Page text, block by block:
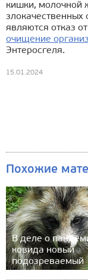
кишки, молочной
злокачественных
являются отказ
очищение
Энтеросгеля.
15.01.2024
Похожие
В деле о
ковида новый
подозреваемый